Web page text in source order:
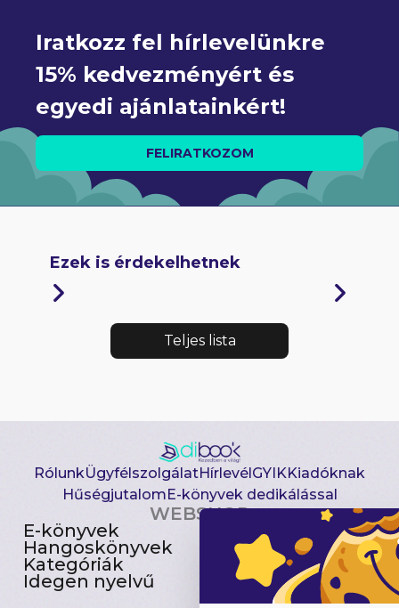
Iratkozz fel hírlevelünkre
15% kedvezményért és
egyedi ajánlatainkért!
FELIRATKOZOM
Ezek is érdekelhetnek
Teljes lista
RólunkÜgyfélszolgálatHírlevélGYIKKiadóknak
HűségjutalomE-könyvek dedikálással
WEBSHOP
E-könyvek
Hangoskönyvek
Kategóriák
Idegen nyelvű
Csomagajánlatok
Akciósak
Előjegyezhetők
Újdonságok